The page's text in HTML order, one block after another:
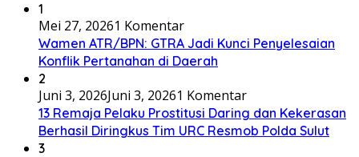
1
Mei 27, 20261 Komentar
Wamen ATR/BPN: GTRA Jadi Kunci Penyelesaian
Konflik Pertanahan di Daerah
2
Juni 3, 2026Juni 3, 20261 Komentar
13 Remaja Pelaku Prostitusi Daring dan Kekerasan
Berhasil Diringkus Tim URC Resmob Polda Sulut
3